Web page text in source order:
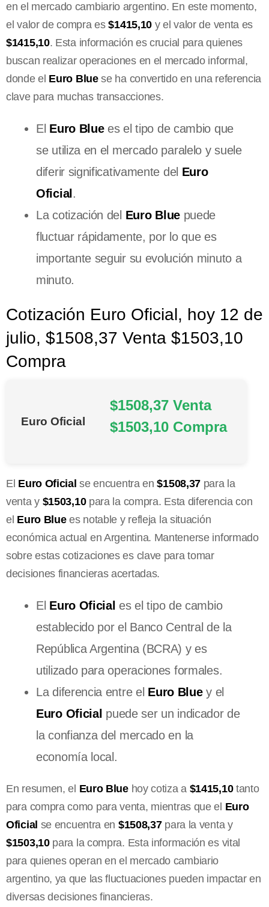
en el mercado cambiario argentino. En este momento,
el valor de compra es$1415,10 y el valor de venta es
$1415,10. Esta información es crucial para quienes
buscan realizar operaciones en el mercado informal,
donde el Euro Bluese ha convertido en una referencia
clave para muchas transacciones.
El Euro Bluees el tipo de cambio que
se utiliza en el mercado paralelo y suele
diferir significativamente del Euro
Oficial .
La cotización del Euro Bluepuede
fluctuar rápidamente, por lo que es
importante seguir su evolución minuto a
minuto.
Cotización Euro Oficial, hoy 12 de
julio, $1508,37 Venta $1503,10
Compra
Euro Oficial
$1508,37 Venta
$1503,10 Compra
El Euro Oficial se encuentra en$1508,37 para la
venta y $1503,10para la compra. Esta diferencia con
el Euro Bluees notable y refleja la situación
económica actual en Argentina. Mantenerse informado
sobre estas cotizaciones es clave para tomar
decisiones financieras acertadas.
El Euro Oficial es el tipo de cambio
establecido por el Banco Central de la
República Argentina (BCRA) y es
utilizado para operaciones formales.
La diferencia entre el Euro Bluey el
Euro Oficial puede ser un indicador de
la confianza del mercado en la
economía local.
En resumen, el Euro Bluehoy cotiza a $1415,10tanto
para compra como para venta, mientras que el Euro
Oficial se encuentra en $1508,37para la venta y
$1503,10para la compra. Esta información es vital
para quienes operan en el mercado cambiario
argentino, ya que las fluctuaciones pueden impactar en
diversas decisiones financieras.